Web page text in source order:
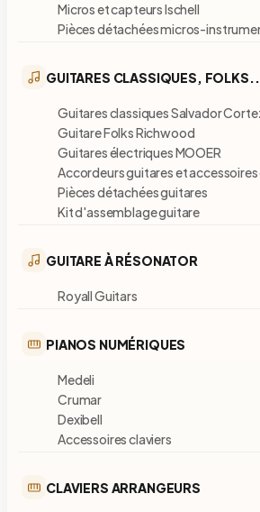
Micros et capteurs Ischell
Pièces détachées micros-
GUITARES CLASSIQUES, FOLKS..
Guitares classiques Salvador
Guitare Folks Richwood
Guitares électriques MOOER
Accordeurs guitares et
Pièces détachées guitares
Kit d'assemblage guitare
GUITARE À RÉSONATOR
Royall Guitars
PIANOS NUMÉRIQUES
Medeli
Crumar
Dexibell
Accessoires claviers
CLAVIERS ARRANGEURS